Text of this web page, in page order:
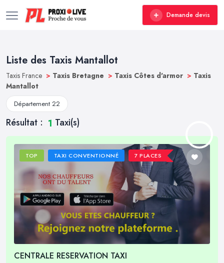
Demande devis
Liste des Taxis Mantallot
Taxis France > Taxis Bretagne > Taxis Côtes d'armor > Taxis
Mantallot
Département 22
Résultat : 1 Taxi(s)
TOP TAXI CONVENTIONNÉ 7 PLACES
CENTRALE RESERVATION TAXI